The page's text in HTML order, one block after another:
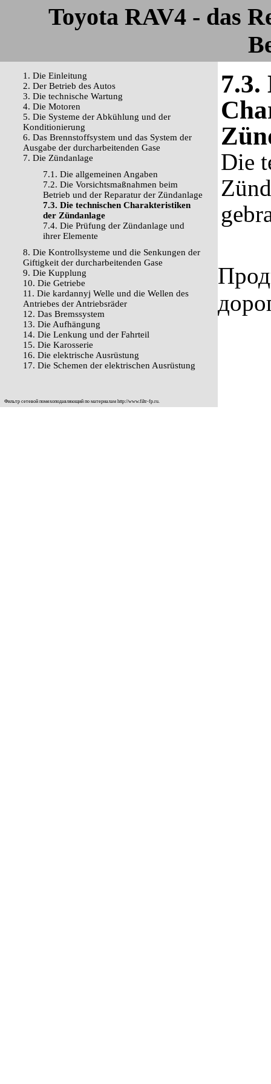
Toyota RAV4 - das
1. Die Einleitung
2. Der Betrieb des Autos
3. Die technische Wartung
4. Die Motoren
5. Die Systeme der Abkühlung und der
Konditionierung
6. Das Brennstoffsystem und das System der
Ausgabe der durcharbeitenden Gase
7. Die Zündanlage
7.1. Die allgemeinen Angaben
7.2. Die Vorsichtsmaßnahmen beim
Betrieb und der Reparatur der Zündanlage
7.3. Die technischen Charakteristiken
der Zündanlage
7.4. Die Prüfung der Zündanlage und
ihrer Elemente
8. Die Kontrollsysteme und die Senkungen der
Giftigkeit der durcharbeitenden Gase
9. Die Kupplung
10. Die Getriebe
11. Die kardannyj Welle und die Wellen des
Antriebes der Antriebsräder
12. Das Bremssystem
13. Die Aufhängung
14. Die Lenkung und der Fahrteil
15. Die Karosserie
16. Die elektrische Ausrüstung
17. Die Schemen der elektrischen Ausrüstung
Фильтр сетевой помехоподавляющий по материалам http://www.filtr-fp.ru.
7.3.
Die